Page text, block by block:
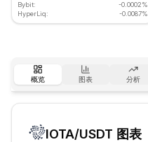
Bybit:
-0.0002%
HyperLiq:
-0.0087%
概览 图表 分析
IOTA/USDT 图表